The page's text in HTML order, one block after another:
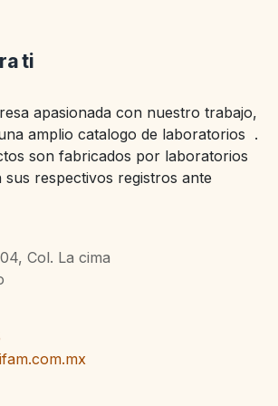
ti
apasionada con nuestro trabajo,
amplio catalogo de laboratorios .
son fabricados por laboratorios
respectivos registros ante
Col. La cima